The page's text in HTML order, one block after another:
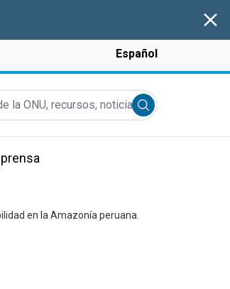
Español
ONU, recursos, noticias y más...
Submit search
en la Amazonía peruana.